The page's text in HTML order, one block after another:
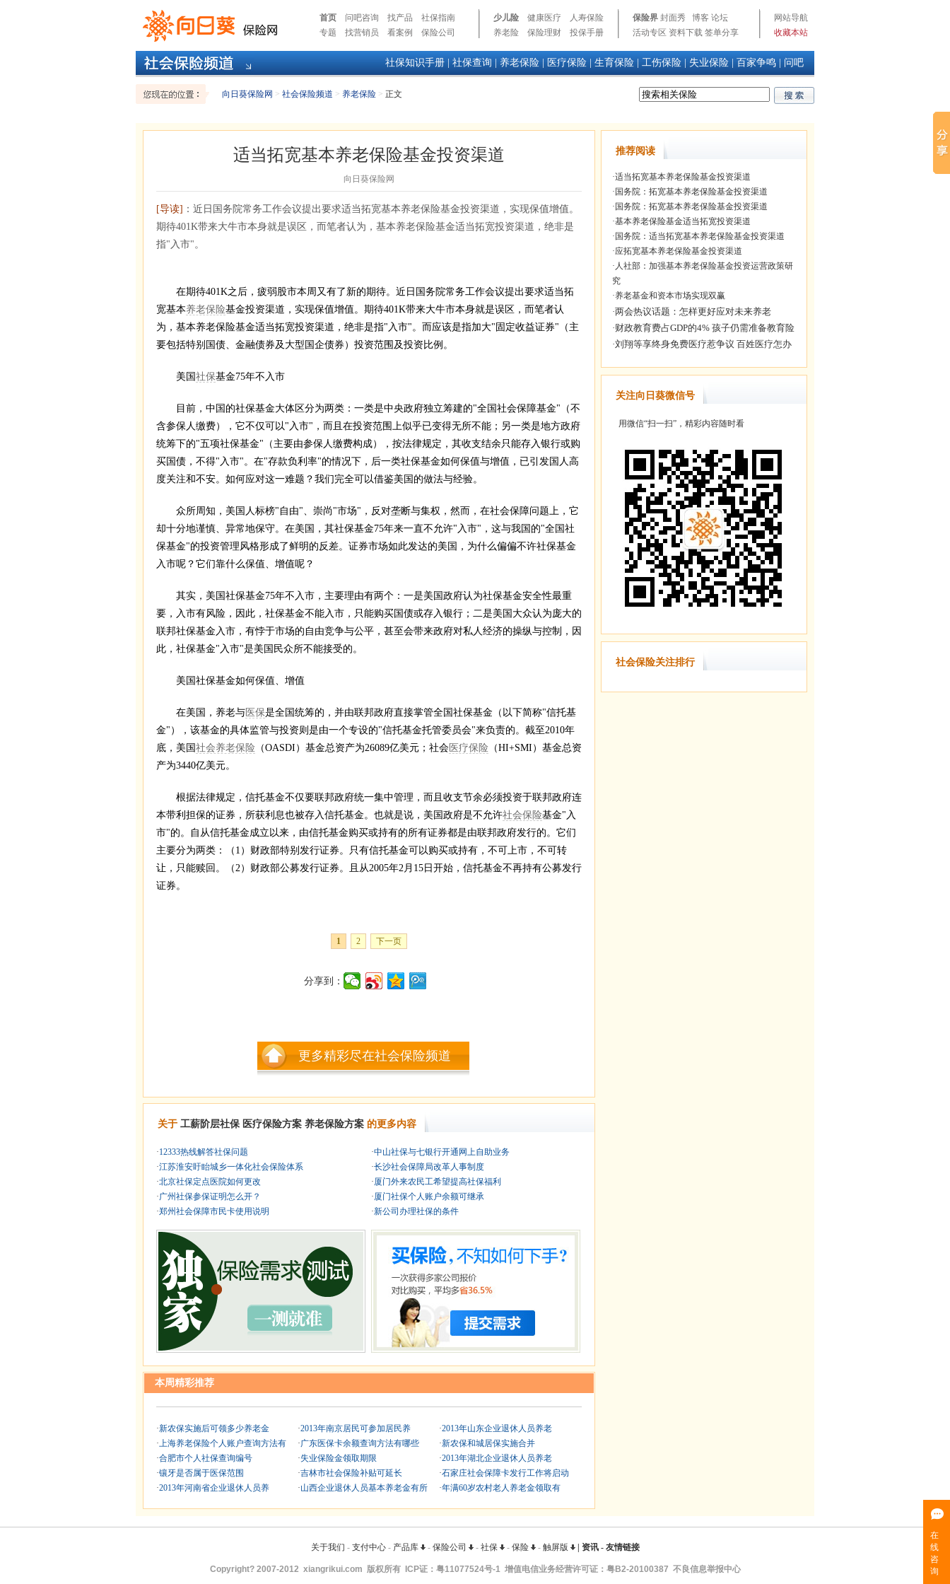
首页 问吧咨询 找产品
社保指南
专题
找营销员 看案例 保险公司
少儿险 健康医疗
人寿保险
养老险
保险理财 投保手册
保险界 封面秀 博客 论坛
活动专区 资料下载 签单分享
网站导航
收藏本站
社保知识手册 社保查询 养老保险 医疗保险 生育保险 工伤保险 失业保险 百家争鸣 问吧
向日葵保险网 > 社会保险频道 > 养老保险 > 正文
适当拓宽基本养老保险基金投资渠道
向日葵保险网
[导读] ：近日国务院常务工作会议提出要求适当拓宽基本养老保险基金投资渠道，实现保值增值。
期待401K带来大牛市本身就是误区，而笔者认为，基本养老保险基金适当拓宽投资渠道，绝非是
指"入市"。
在期待401K之后，疲弱股市本周又有了新的期待。近日国务院常务工作会议提出要求适当拓
宽基本养老保险基金投资渠道，实现保值增值。期待401K带来大牛市本身就是误区，而笔者认
为，基本养老保险基金适当拓宽投资渠道，绝非是指"入市"。而应该是指加大"固定收益证券"（主
要包括特别国债、金融债券及大型国企债券）投资范围及投资比例。
美国 社保基金75年不入市
目前，中国的社保基金大体区分为两类：一类是中央政府独立筹建的"全国社会保障基金"（不
含参保人缴费），它不仅可以"入市"，而且在投资范围上似乎已变得无所不能；另一类是地方政府
统筹下的"五项社保基金"（主要由参保人缴费构成），按法律规定，其收支结余只能存入银行或购
买国债，不得"入市"。在"存款负利率"的情况下，后一类社保基金如何保值与增值，已引发国人高
度关注和不安。如何应对这一难题？我们完全可以借鉴美国的做法与经验。
众所周知，美国人标榜"自由"、崇尚"市场"，反对垄断与集权，然而，在社会保障问题上，它
却十分地谨慎、异常地保守。在美国，其社保基金75年来一直不允许"入市"，这与我国的"全国社
保基金"的投资管理风格形成了鲜明的反差。证券市场如此发达的美国，为什么偏偏不许社保基金
入市呢？它们靠什么保值、增值呢？
其实，美国社保基金75年不入市，主要理由有两个：一是美国政府认为社保基金安全性最重
要，入市有风险，因此，社保基金不能入市，只能购买国债或存入银行；二是美国大众认为庞大的
联邦社保基金入市，有悖于市场的自由竞争与公平，甚至会带来政府对私人经济的操纵与控制，因
此，社保基金"入市"是美国民众所不能接受的。
美国社保基金如何保值、增值
在美国，养老与 医保是全国统筹的，并由联邦政府直接掌管全国社保基金（以下简称"信托基
金"），该基金的具体监管与投资则是由一个专设的"信托基金托管委员会"来负责的。截至2010年
底，美国 社会养老保险 （OASDI）基金总资产为26089亿美元；社会 医疗保险 （HI+SMI）基金总资
产为3440亿美元。
根据法律规定，信托基金不仅要联邦政府统一集中管理，而且收支节余必须投资于联邦政府连
本带利担保的证券，所获利息也被存入信托基金。也就是说，美国政府是不允许社会保险基金"入
市"的。自从信托基金成立以来，由信托基金购买或持有的所有证券都是由联邦政府发行的。它们
主要分为两类：（1）财政部特别发行证券。只有信托基金可以购买或持有，不可上市，不可转
让，只能赎回。（2）财政部公募发行证券。且从2005年2月15日开始，信托基金不再持有公募发行
证券。
1 2 下一页
分享到：
更多精彩尽在社会保险频道
关于 工薪阶层社保 医疗保险方案 养老保险方案 的更多内容
·12333热线解答社保问题
·江苏淮安盱眙城乡一体化社会保险体系
·北京社保定点医院如何更改
·广州社保参保证明怎么开？
·郑州社会保障市民卡使用说明
·中山社保与七银行开通网上自助业务
·长沙社会保障局改革人事制度
·厦门外来农民工希望提高社保福利
·厦门社保个人账户余额可继承
·新公司办理社保的条件
本周精彩推荐
·新农保实施后可领多少养老金
·上海养老保险个人账户查询方法有
·合肥市个人社保查询编号
·镶牙是否属于医保范围
·2013年河南省企业退休人员养
·2013年南京居民可参加居民养
·广东医保卡余额查询方法有哪些
·失业保险金领取期限
·吉林市社会保险补贴可延长
·山西企业退休人员基本养老金有所
·2013年山东企业退休人员养老
·新农保和城居保实施合并
·2013年湖北企业退休人员养老
·石家庄社会保障卡发行工作将启动
·年满60岁农村老人养老金领取有
推荐阅读
·适当拓宽基本养老保险基金投资渠道
· 国务院：拓宽基本养老保险基金投资渠道
· 国务院：拓宽基本养老保险基金投资渠道
·基本养老保险基金适当拓宽投资渠道
· 国务院：适当拓宽基本养老保险基金投资渠道
·应拓宽基本养老保险基金投资渠道
· 人社部：加强基本养老保险基金投资运营政策研
究
·养老基金和资本市场实现双赢
关注向日葵微信号
用微信“扫一扫”，精彩内容随时看
社会保险关注排行
关于我们 - 支付中心- 产品库 - 保险公司 - 社保 - 保险 - 触屏版 | 资讯- 友情链接
Copyright? 2007-2012 xiangrikui.com 版权所有 ICP证： 粤11077524号-1增值电信业务经营许可证：粤B2-20100387 不良信息举报中心